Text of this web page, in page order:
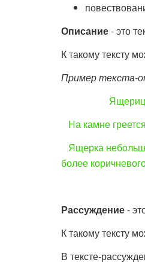
Описание- это
К такому тексту
Пример текста-
На камне
Ящерка
более
Рассуждение-
К такому тексту
В тексте-